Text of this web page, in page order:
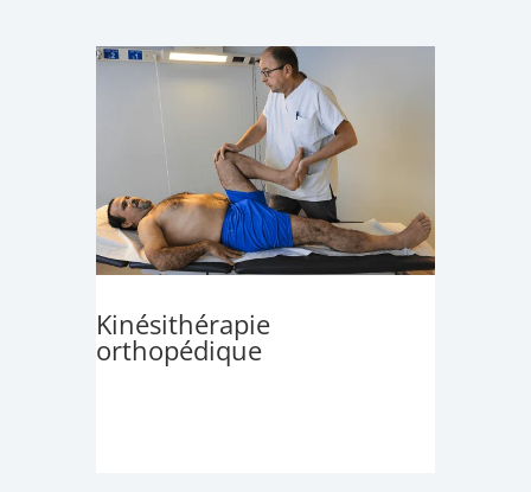
Kinésithérapie
orthopédique